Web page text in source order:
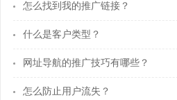
怎么找到我的推广链接？
什么是客户类型？
网址导航的推广技巧有哪些？
怎么防止用户流失？